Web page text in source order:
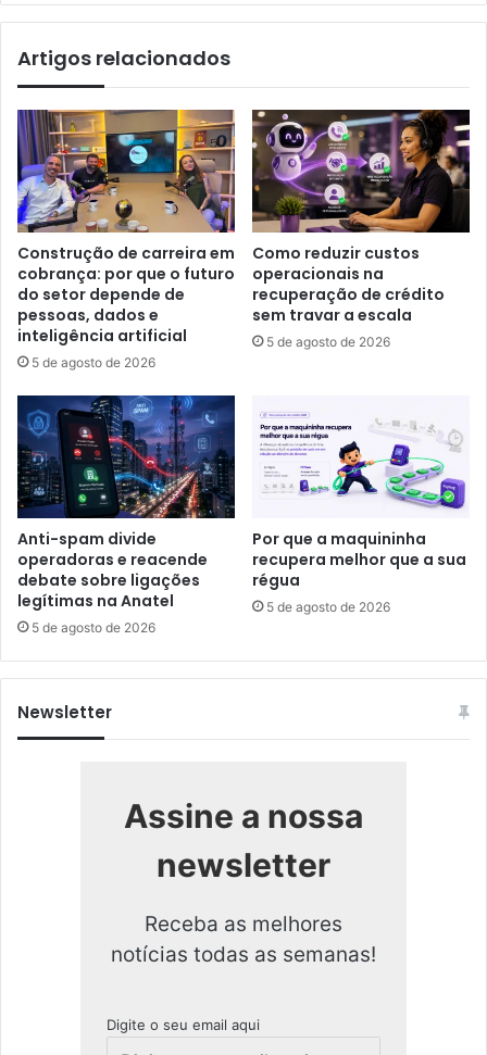
Artigos relacionados
Construção de carreira em
cobrança: por que o futuro
do setor depende de
pessoas, dados e
inteligência artificial
5 de agosto de 2026
Como reduzir custos
operacionais na
recuperação de crédito
sem travar a escala
5 de agosto de 2026
Anti-spam divide
operadoras e reacende
debate sobre ligações
legítimas na Anatel
5 de agosto de 2026
Por que a maquininha
recupera melhor que a sua
régua
5 de agosto de 2026
Newsletter
Assine a nossa
newsletter
Receba as melhores
notícias todas as semanas!
Digite o seu email aqui